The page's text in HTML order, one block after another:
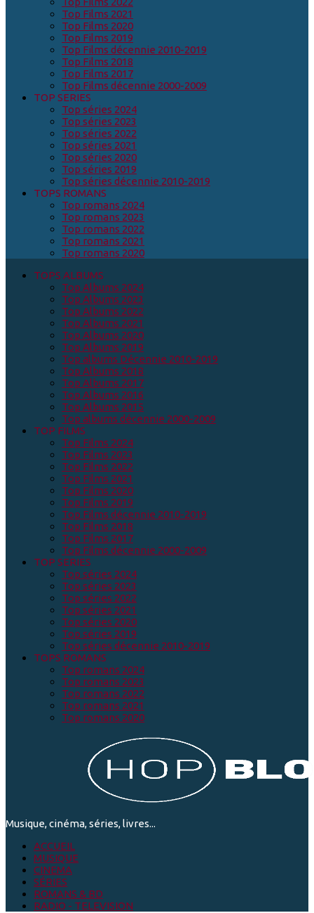
Top Films 2021
Top Films 2020
Top Films 2019
Top Films décennie 2010-2019
Top Films 2018
Top Films 2017
Top Films décennie 2000-2009
TOP SERIES
Top séries 2024
Top séries 2023
Top séries 2022
Top séries 2021
Top séries 2020
Top séries 2019
Top séries décennie 2010-2019
TOPS ROMANS
Top romans 2024
Top romans 2023
Top romans 2022
Top romans 2021
Top romans 2020
TOPS ALBUMS
Top Albums 2024
Top Albums 2023
Top Albums 2022
Top Albums 2021
Top Albums 2020
Top Albums 2019
Top albums Décennie 2010-2019
Top Albums 2018
Top Albums 2017
Top Albums 2016
Top Albums 2015
Top albums décennie 2000-2009
TOP FILMS
Top Films 2024
Top Films 2023
Top Films 2022
Top Films 2021
Top Films 2020
Top Films 2019
Top Films décennie 2010-2019
Top Films 2018
Top Films 2017
Top Films décennie 2000-2009
TOP SERIES
Top séries 2024
Top séries 2023
Top séries 2022
Top séries 2021
Top séries 2020
Top séries 2019
Top séries décennie 2010-2019
TOPS ROMANS
Top romans 2024
Top romans 2023
Top romans 2022
Top romans 2021
Top romans 2020
Musique, cinéma, séries, livres...
ACCUEIL
MUSIQUE
CINEMA
SÉRIES
ROMANS & BD
RADIO - TELEVISION